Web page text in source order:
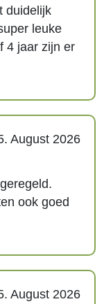
duidelijk
leuke
4 jaar zijn er
August 2026
ook goed
August 2026